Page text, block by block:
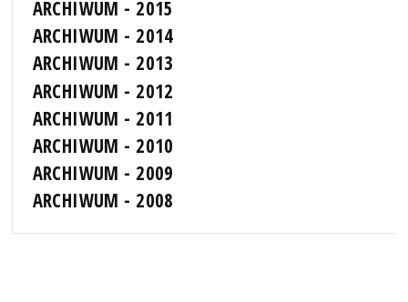
ARCHIWUM - 2015
ARCHIWUM - 2014
ARCHIWUM - 2013
ARCHIWUM - 2012
ARCHIWUM - 2011
ARCHIWUM - 2010
ARCHIWUM - 2009
ARCHIWUM - 2008